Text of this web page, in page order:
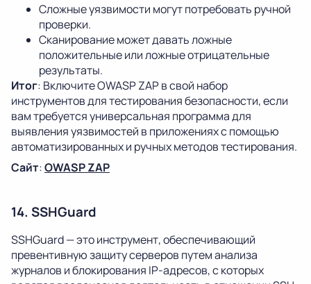
Сложные уязвимости могут потребовать ручной
проверки.
Сканирование может давать ложные
положительные или ложные отрицательные
результаты.
Итог: Включите OWASP ZAP в свой набор
инструментов для тестирования безопасности, если
вам требуется универсальная программа для
выявления уязвимостей в приложениях с помощью
автоматизированных и ручных методов тестирования.
Сайт:OWASP ZAP
14. SSHGuard
SSHGuard — это инструмент, обеспечивающий
превентивную защиту серверов путем анализа
журналов и блокирования IP-адресов, с которых